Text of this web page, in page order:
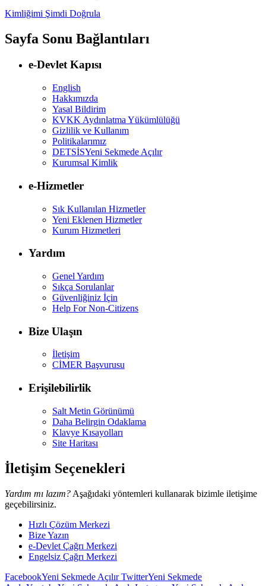
Kimliğimi Şimdi Doğrula
Sayfa Sonu Bağlantıları
e-Devlet Kapısı
English
Hakkımızda
Yasal Bildirim
KVKK Aydınlatma Yükümlülüğü
Gizlilik ve Kullanım
Politikalarımız
DETSİSYeni Sekmede Açılır
Kurumsal Kimlik
e-Hizmetler
Sık Kullanılan Hizmetler
Yeni Eklenen Hizmetler
Kurum Hizmetleri
Yardım
Genel Yardım
Sıkça Sorulanlar
Güvenliğiniz İçin
Help For Non-Citizens
Bize Ulaşın
İletişim
CİMER Başvurusu
Erişilebilirlik
Salt Metin Görünümü
Daha Belirgin Odaklama
Klavye Kısayolları
Site Haritası
İletişim Seçenekleri
Yardım mı lazım? Aşağıdaki yöntemleri kullanarak bizimle iletişime
geçebilirsiniz.
Hızlı Çözüm Merkezi
Bize Yazın
e-Devlet Çağrı Merkezi
Engelsiz Çağrı Merkezi
FacebookYeni Sekmede AçılırTwitterYeni Sekmede